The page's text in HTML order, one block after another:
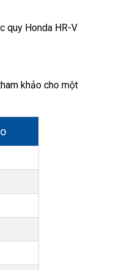
quy Honda HR-V
khảo cho một